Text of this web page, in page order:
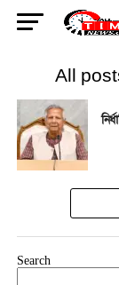
All
Search